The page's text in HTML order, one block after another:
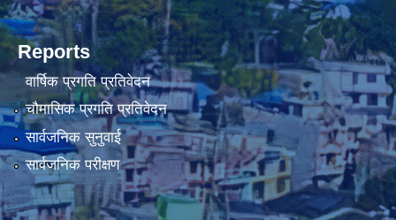
Reports
वार्षिक प्रगति प्रतिवेदन
चौमासिक प्रगति प्रतिवेदन
सार्वजनिक सुनुवाई
सार्वजनिक परीक्षण